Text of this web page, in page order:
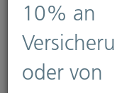
Weiterlesen
10% an
oder von